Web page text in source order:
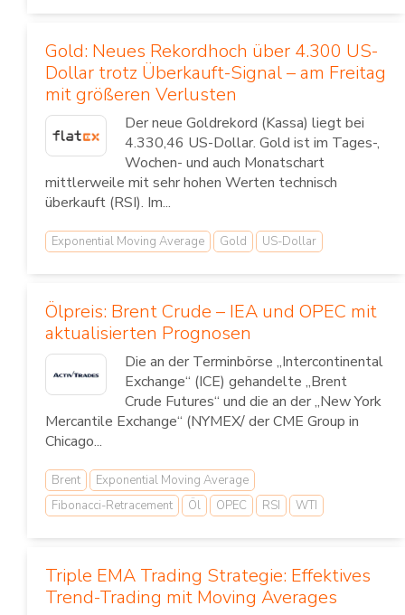
Gold: Neues Rekordhoch über 4.300 US-
Dollar trotz Überkauft-Signal – am Freitag
mit größeren Verlusten
Der neue Goldrekord (Kassa) liegt bei
4.330,46 US-Dollar. Gold ist im Tages-,
Wochen- und auch Monatschart
mittlerweile mit sehr hohen Werten technisch
überkauft (RSI). Im...
Exponential Moving Average Gold US-Dollar
Ölpreis: Brent Crude – IEA und OPEC mit
aktualisierten Prognosen
Die an der Terminbörse „Intercontinental
Exchange“ (ICE) gehandelte „Brent
Crude Futures“ und die an der „New York
Mercantile Exchange“ (NYMEX/ der CME Group in
Chicago...
Brent
Exponential Moving Average
Fibonacci-Retracement
Öl OPEC RSI WTI
Triple EMA Trading Strategie: Effektives
Trend-Trading mit Moving Averages